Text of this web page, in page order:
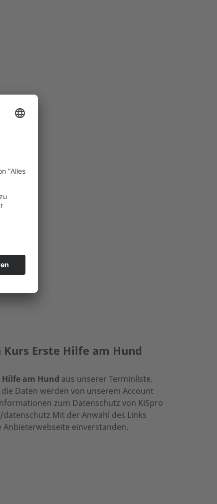
Erste Hilfe am Hund
Hilfe am Hund aus unserer Terminliste.
Daten werden von unserem Account
zum Datenschutz von KiSpro
Mit der Anwahl des Links
einverstanden.